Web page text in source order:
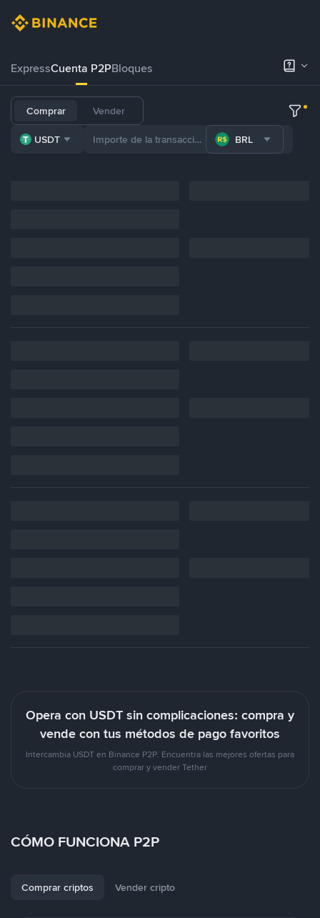
ExpressCuenta P2PBloques
Comprar Vender
USDT BRL
Opera con USDT sin complicaciones: compra y
vende con tus métodos de pago favoritos
Intercambia USDT en Binance P2P. Encuentra las mejores ofertas para
comprar y vender Tether
CÓMO FUNCIONA P2P
Comprar criptos Vender cripto